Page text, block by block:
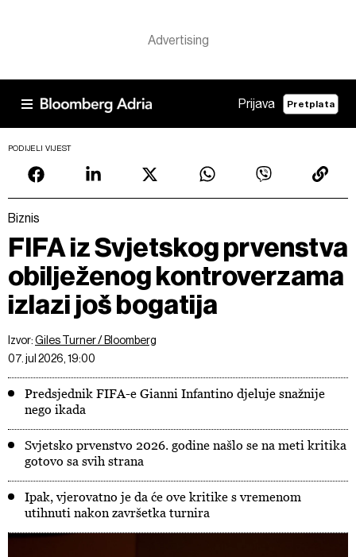
Prijava Pretplata
PODIJELI VIJEST
Biznis
FIFA iz Svjetskog prvenstva
obilježenog kontroverzama
izlazi još bogatija
Izvor:Giles Turner / Bloomberg
07. jul 2026, 19:00
Predsjednik FIFA-e Gianni Infantino djeluje snažnije
nego ikada
Svjetsko prvenstvo 2026. godine našlo se na meti kritika
gotovo sa svih strana
Ipak, vjerovatno je da će ove kritike s vremenom
utihnuti nakon završetka turnira